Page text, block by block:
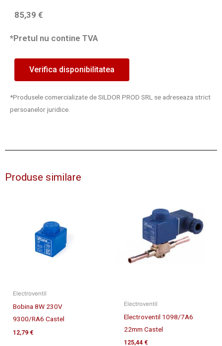
85,39 €
*Pretul nu contine TVA
Verifica disponibilitatea
*Produsele comercializate de SILDOR PROD SRL se adreseaza strict
persoanelor juridice.
Produse similare
Electroventil
Bobina 8W 230V
9300/RA6 Castel
12,79 €
Electroventil
Electroventil 1098/7A6
22mm Castel
125,44 €